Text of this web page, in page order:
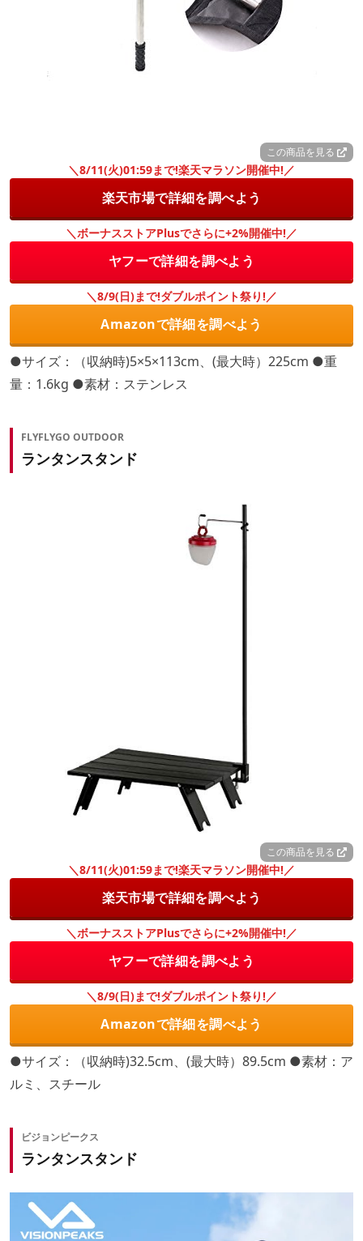
この商品を見る
＼8/11(火)01:59まで!楽天マラソン開催中!／
楽天市場で詳細を調べよう
＼ボーナスストアPlusでさらに+2%開催中!／
ヤフーで詳細を調べよう
＼8/9(日)まで!ダブルポイント祭り!／
Amazonで詳細を調べよう
●サイズ：（収納時)5×5×113cm、(最大時）225cm ●重
量：1.6kg ●素材：ステンレス
FLYFLYGO OUTDOOR
ランタンスタンド
この商品を見る
＼8/11(火)01:59まで!楽天マラソン開催中!／
楽天市場で詳細を調べよう
＼ボーナスストアPlusでさらに+2%開催中!／
ヤフーで詳細を調べよう
＼8/9(日)まで!ダブルポイント祭り!／
Amazonで詳細を調べよう
●サイズ：（収納時)32.5cm、(最大時）89.5cm ●素材：ア
ルミ、スチール
ビジョンピークス
ランタンスタンド